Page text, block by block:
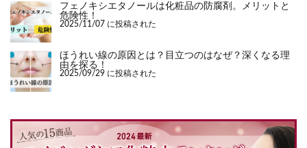
フェノキシエタノールは化粧品の防腐剤。メリットと
危険性！
2025/11/07 に投稿された
ほうれい線の原因とは？目立つのはなぜ？深くなる理
由を探る！
2025/09/29 に投稿された